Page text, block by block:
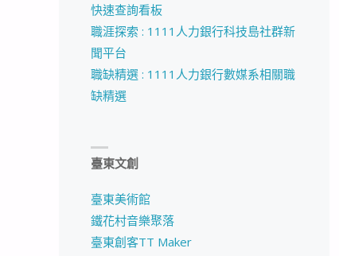
快速查詢看板
職涯探索 : 1111人力銀行科技島社群新
聞平台
職缺精選 : 1111人力銀行數媒系相關職
缺精選
臺東文創
臺東美術館
鐵花村音樂聚落
臺東創客TT Maker